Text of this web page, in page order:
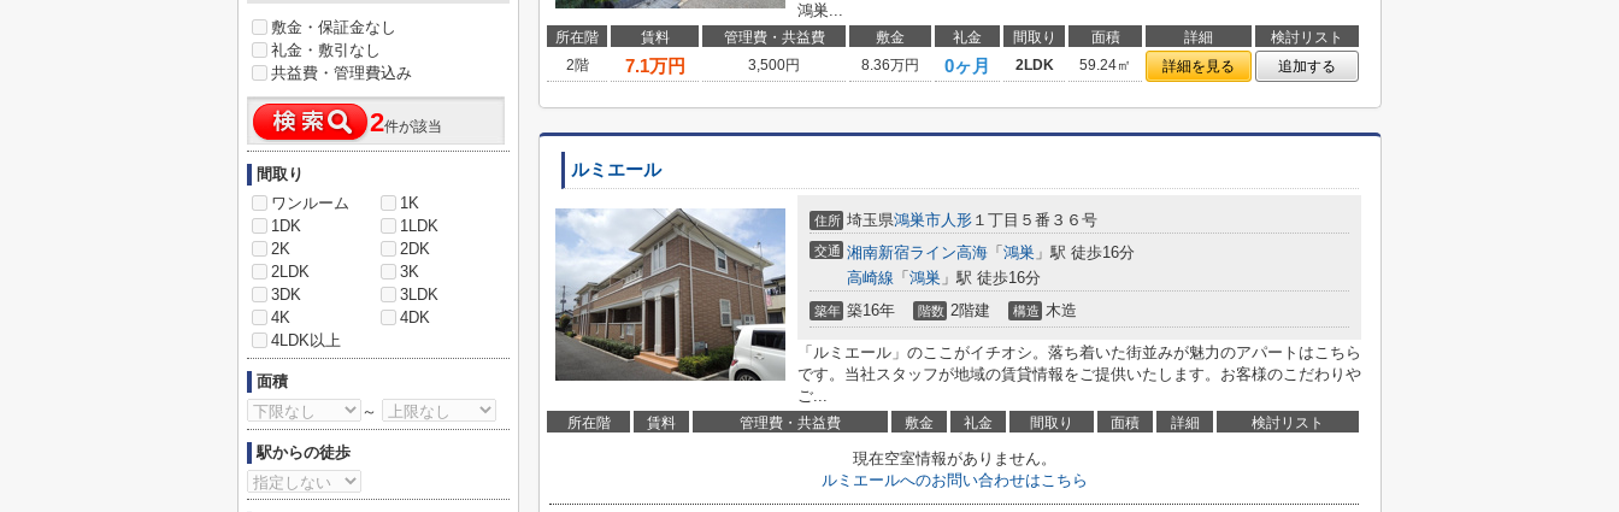
鴻巣...
所在階 賃料 管理費・共益費 敷金 礼金 間取り 面積 詳細
検討リスト
2階
7.1万円 3,500円 8.36万円 0ヶ月 2LDK 59.24㎡ 詳細を見る 追加する
ルミエール
住所 埼玉県鴻巣市人形 １丁目５番３６号
交通 湘南新宿ライン高海 「 鴻巣 」駅 徒歩16分
高崎線 「 鴻巣 」駅 徒歩16分
築年 築16年 階数 2階建 構造 木造
「ルミエール」のここがイチオシ。落ち着いた街並みが魅力のアパートはこちら
です。当社スタッフが地域の賃貸情報をご提供いたします。お客様のこだわりや
ご...
所在階 賃料 管理費・共益費 敷金 礼金 間取り 面積 詳細 検討リスト
現在空室情報がありません。
ルミエールへのお問い合わせはこちら
敷金・保証金なし
礼金・敷引なし
共益費・管理費込み
2件が該当
間取り
ワンルーム
1K
1DK
1LDK
2K
2DK
2LDK
3K
3DK
3LDK
4K
4DK
4LDK以上
面積
～
駅からの徒歩